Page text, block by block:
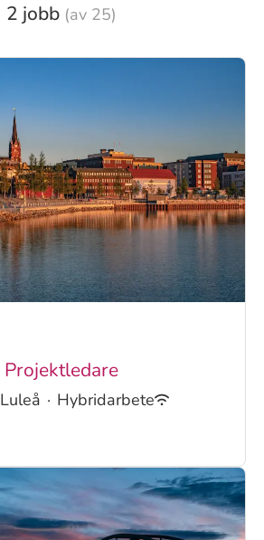
2 jobb (av 25)
Projektledare
Luleå · Hybridarbete